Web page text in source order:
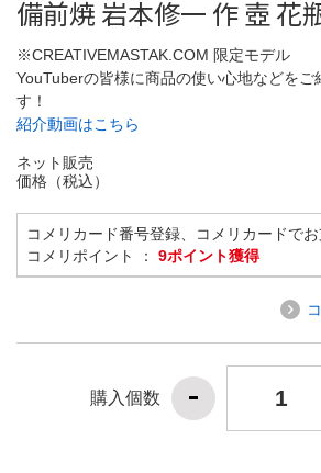
備前焼 岩本修一 作 壺 花
※CREATIVEMASTAK.COM 限定モデル
YouTuberの皆様に商品の使い心地などをご
す！
紹介動画はこちら
ネット販売
価格（税込）
コメリカード番号登録、コメリカードで
コメリポイント ： 9ポイント獲得
購入個数